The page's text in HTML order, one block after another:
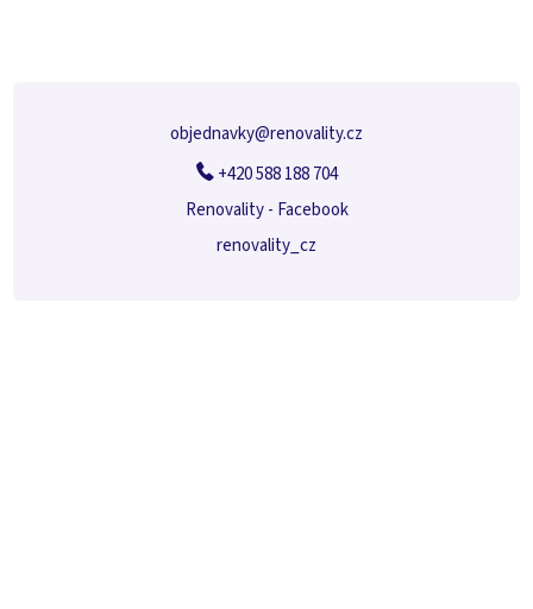
objednavky@renovality.cz
+420 588 188 704
Renovality - Facebook
renovality_cz